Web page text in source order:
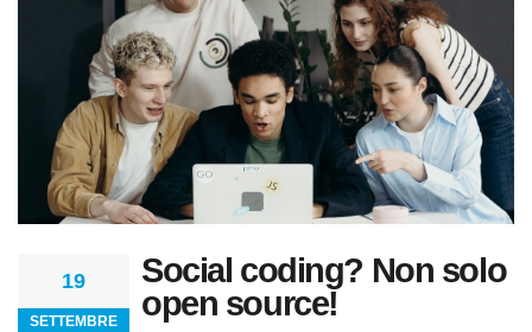
19
SETTEMBRE
Social coding? Non solo
open source!